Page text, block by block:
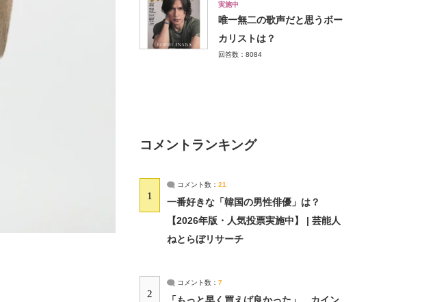
実施中
唯一無二の歌声だと思うボー
カリストは？
回答数：8084
コメントランキング
1
コメント数： 21
一番好きな「韓国の男性俳優」は？
【2026年版・人気投票実施中】 | 芸能人
ねとらぼリサーチ
2
コメント数： 7